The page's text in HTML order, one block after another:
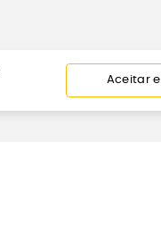
Aceitar